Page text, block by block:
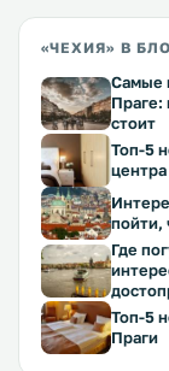
«ЧЕХИЯ» В
Самые
Праге:
стоит
Топ-5
пойти,
Где
Топ-5
Праги